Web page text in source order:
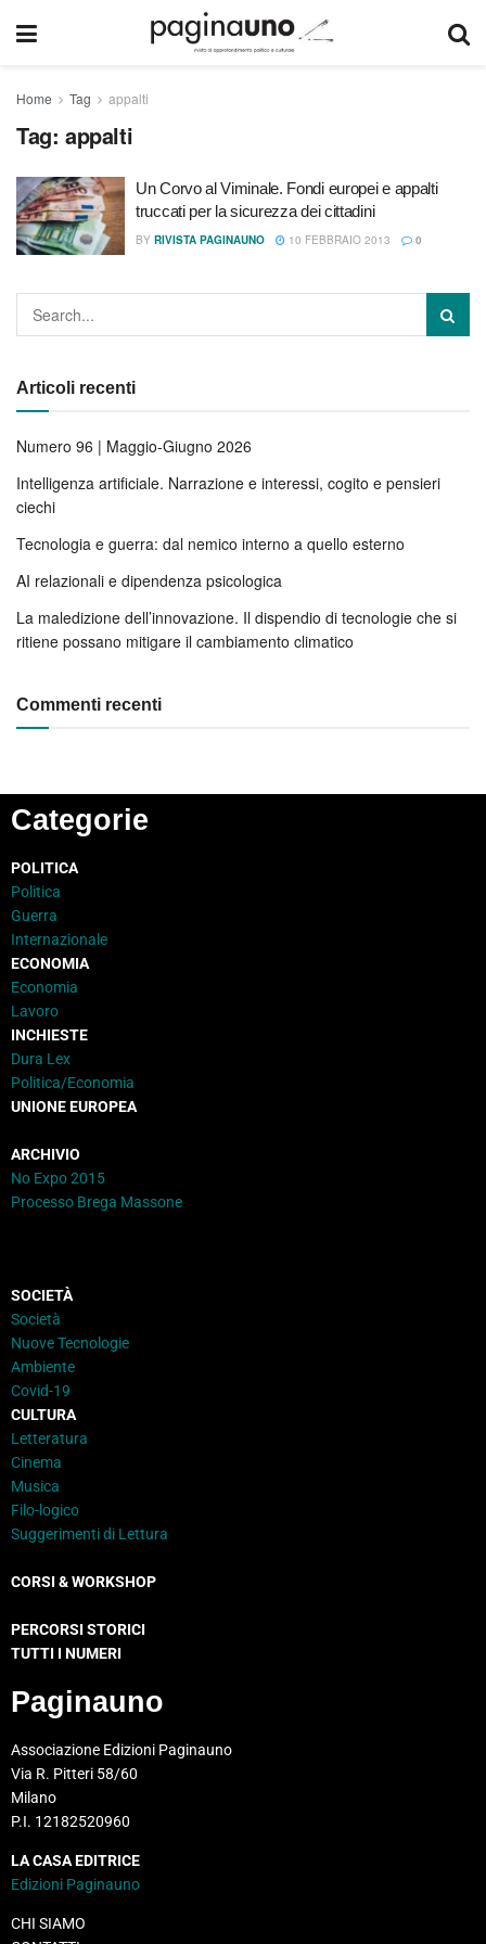
Home Tag appalti
Tag: appalti
Un Corvo al Viminale. Fondi europei e appalti
truccati per la sicurezza dei cittadini
BY RIVISTA PAGINAUNO 10 FEBBRAIO 2013 0
Articoli recenti
Numero 96 | Maggio-Giugno 2026
Intelligenza artificiale. Narrazione e interessi, cogito e pensieri
ciechi
Tecnologia e guerra: dal nemico interno a quello esterno
AI relazionali e dipendenza psicologica
La maledizione dell’innovazione. Il dispendio di tecnologie che si
ritiene possano mitigare il cambiamento climatico
Commenti recenti
Categorie
POLITICA
Politica
Guerra
Internazionale
ECONOMIA
Economia
Lavoro
INCHIESTE
Dura Lex
Politica/Economia
UNIONE EUROPEA
ARCHIVIO
No Expo 2015
Processo Brega Massone
SOCIETÀ
Società
Nuove Tecnologie
Ambiente
Covid-19
CULTURA
Letteratura
Cinema
Musica
Filo-logico
Suggerimenti di Lettura
CORSI & WORKSHOP
PERCORSI STORICI
TUTTI I NUMERI
Paginauno
Associazione Edizioni Paginauno
Via R. Pitteri 58/60
Milano
P.I. 12182520960
LA CASA EDITRICE
Edizioni Paginauno
CHI SIAMO